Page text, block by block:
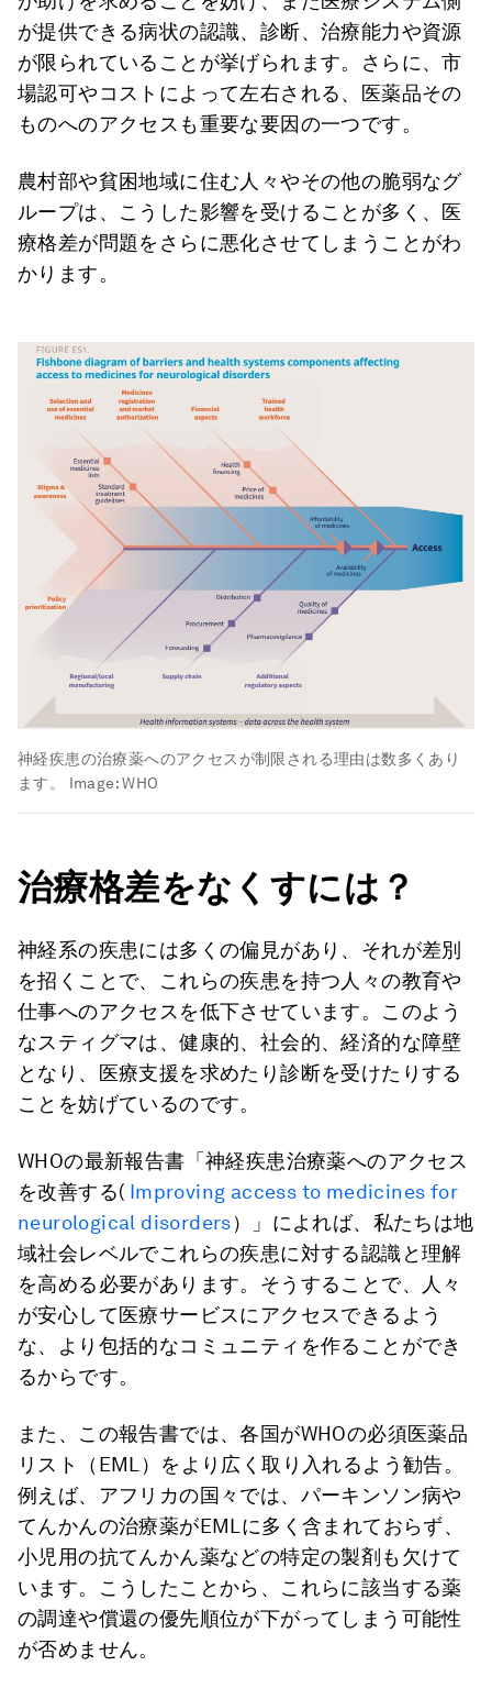
が提供できる病状の認識、診断、治療能力や資源
が限られていることが挙げられます。さらに、市
場認可やコストによって左右される、医薬品その
ものへのアクセスも重要な要因の一つです。
農村部や貧困地域に住む人々やその他の脆弱なグ
ループは、こうした影響を受けることが多く、医
療格差が問題をさらに悪化させてしまうことがわ
かります。
神経疾患の治療薬へのアクセスが制限される理由は数多くあり
ます。
Image:WHO
治療格差をなくすには？
神経系の疾患には多くの偏見があり、それが差別
を招くことで、これらの疾患を持つ人々の教育や
仕事へのアクセスを低下させています。このよう
なスティグマは、健康的、社会的、経済的な障壁
となり、医療支援を求めたり診断を受けたりする
ことを妨げているのです。
WHOの最新報告書「神経疾患治療薬へのアクセス
を改善する( Improving access to medicines for
neurological disorders）」によれば、私たちは地
域社会レベルでこれらの疾患に対する認識と理解
を高める必要があります。そうすることで、人々
が安心して医療サービスにアクセスできるよう
な、より包括的なコミュニティを作ることができ
るからです。
また、この報告書では、各国がWHOの必須医薬品
リスト（EML）をより広く取り入れるよう勧告。
例えば、アフリカの国々では、パーキンソン病や
てんかんの治療薬がEMLに多く含まれておらず、
小児用の抗てんかん薬などの特定の製剤も欠けて
います。こうしたことから、これらに該当する薬
の調達や償還の優先順位が下がってしまう可能性
が否めません。